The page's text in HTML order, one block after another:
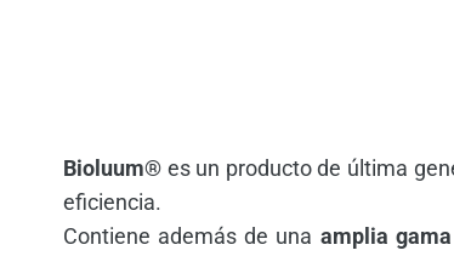
Bioluum® es un producto de última
eficiencia.
Contiene además de una amplia